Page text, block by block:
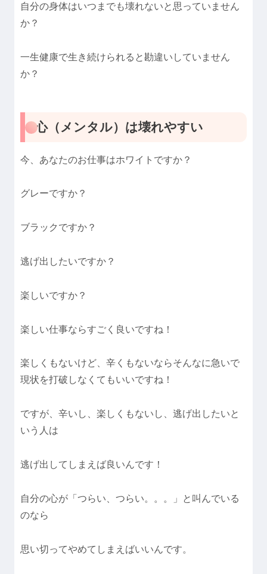
自分の身体はいつまでも壊れないと思っていません
か？
一生健康で生き続けられると勘違いしていません
か？
心（メンタル）は壊れやすい
今、あなたのお仕事はホワイトですか？
グレーですか？
ブラックですか？
逃げ出したいですか？
楽しいですか？
楽しい仕事ならすごく良いですね！
楽しくもないけど、辛くもないならそんなに急いで
現状を打破しなくてもいいですね！
ですが、辛いし、楽しくもないし、逃げ出したいと
いう人は
逃げ出してしまえば良いんです！
自分の心が「つらい、つらい。。。」と叫んでいる
のなら
思い切ってやめてしまえばいいんです。